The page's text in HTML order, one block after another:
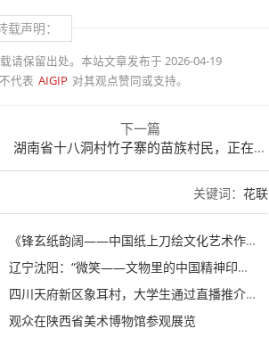
声明：
请保留出处。本站文章发布于 2026-04-19
代表 AIGIP 对其观点赞同或支持。
下一篇
湖南省十八洞村竹子寨的苗族村民，正在网络直播
关键词： 花联
《锋玄纸韵阔——中国纸上刀绘文化艺术作品展》在辽宁开展
辽宁沈阳：“微笑——文物里的中国精神印记”展览开幕
四川天府新区象耳村，大学生通过直播推介黄桃
观众在陕西省美术博物馆参观展览